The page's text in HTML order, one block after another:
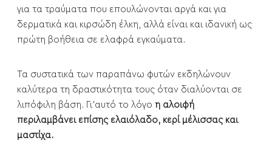
για τα τραύματα που επουλώνονται αργά και για
δερματικά και κιρσώδη έλκη, αλλά είναι και ιδανική ως
πρώτη βοήθεια σε ελαφρά εγκαύματα.
Τα συστατικά των παραπάνω φυτών εκδηλώνουν
καλύτερα τη δραστικότητα τους όταν διαλύονται σε
λιπόφιλη βάση. Γι'αυτό το λόγο η αλοιφή
περιλαμβάνει επίσης ελαιόλαδο, κερί μέλισσας και
μαστίχα.